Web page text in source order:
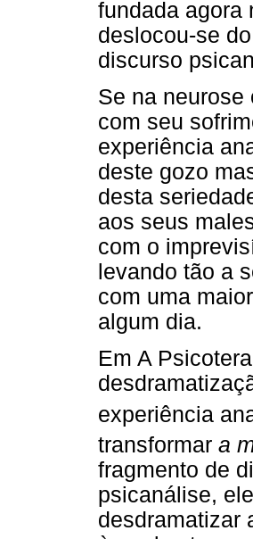
fundada agora
deslocou-se
discurso
Se na neurose
com seu
experiência
deste gozo
desta
aos seus
com o
levando tão a
com uma
algum dia.
Em A
experiência
transformar a
fragmento de
psicanálise,
desdramatizar